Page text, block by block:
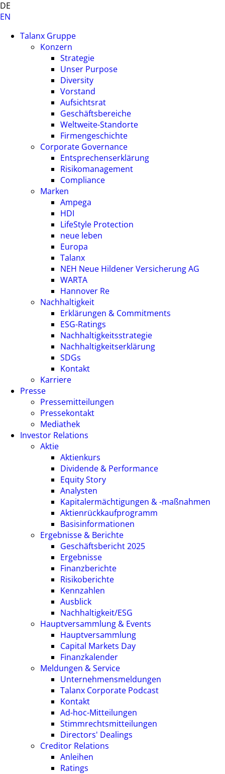
DE
EN
Talanx Gruppe
Konzern
Strategie
Unser Purpose
Diversity
Vorstand
Aufsichtsrat
Geschäftsbereiche
Weltweite-Standorte
Firmengeschichte
Corporate Governance
Entsprechenserklärung
Risikomanagement
Compliance
Marken
Ampega
HDI
LifeStyle Protection
neue leben
Europa
Talanx
NEH Neue Hildener Versicherung AG
WARTA
Hannover Re
Nachhaltigkeit
Erklärungen & Commitments
ESG-Ratings
Nachhaltigkeitsstrategie
Nachhaltigkeitserklärung
SDGs
Kontakt
Karriere
Presse
Pressemitteilungen
Pressekontakt
Mediathek
Investor Relations
Aktie
Aktienkurs
Dividende & Performance
Equity Story
Analysten
Kapitalermächtigungen & -maßnahmen
Aktienrückkaufprogramm
Basisinformationen
Ergebnisse & Berichte
Geschäftsbericht 2025
Ergebnisse
Finanzberichte
Risikoberichte
Kennzahlen
Ausblick
Nachhaltigkeit/ESG
Hauptversammlung & Events
Hauptversammlung
Capital Markets Day
Finanzkalender
Meldungen & Service
Unternehmensmeldungen
Talanx Corporate Podcast
Kontakt
Ad-hoc-Mitteilungen
Stimmrechtsmitteilungen
Directors' Dealings
Creditor Relations
Anleihen
Ratings